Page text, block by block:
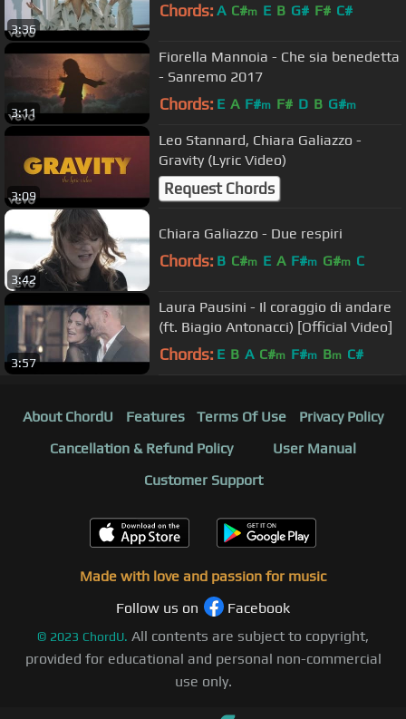
3:36
Chords: A C#m E B G# F# C#
3:11
Fiorella Mannoia - Che sia benedetta
- Sanremo 2017
Chords: E A F#m F# D B G#m
3:09
Leo Stannard, Chiara Galiazzo -
Gravity (Lyric Video)
Request Chords
3:42
Chiara Galiazzo - Due respiri
Chords: B C#m E A F#m G#m C
3:57
Laura Pausini - Il coraggio di andare
(ft. Biagio Antonacci) [Official Video]
Chords: E B A C#m F#m Bm C#
About ChordU Features Terms Of Use
Privacy Policy
Cancellation & Refund Policy
User Manual
Customer Support
Made with love and passion for music
Follow us on
Facebook
© 2023 ChordU. All contents are subject to copyright,
provided for educational and personal non-commercial
use only.